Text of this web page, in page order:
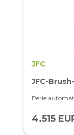
JFC
JFC-
Perie
4.515